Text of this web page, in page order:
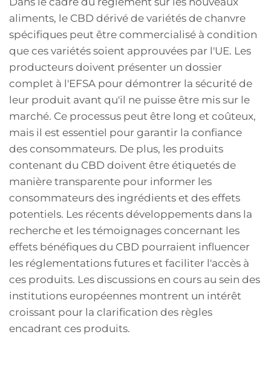
aliments, le CBD dérivé de variétés de chanvre
spécifiques peut être commercialisé à condition
que ces variétés soient approuvées par l'UE. Les
producteurs doivent présenter un dossier
complet à l'EFSA pour démontrer la sécurité de
leur produit avant qu'il ne puisse être mis sur le
marché. Ce processus peut être long et coûteux,
mais il est essentiel pour garantir la confiance
des consommateurs. De plus, les produits
contenant du CBD doivent être étiquetés de
manière transparente pour informer les
consommateurs des ingrédients et des effets
potentiels. Les récents développements dans la
recherche et les témoignages concernant les
effets bénéfiques du CBD pourraient influencer
les réglementations futures et faciliter l'accès à
ces produits. Les discussions en cours au sein des
institutions européennes montrent un intérêt
croissant pour la clarification des règles
encadrant ces produits.